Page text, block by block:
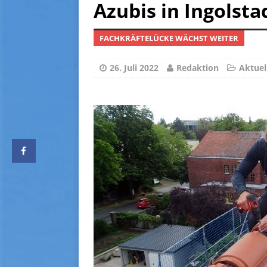
[ 14. Juni 2026 ]
[ 5. Oktober 2025 ]
[ 24. August 2025 ]
[ 2. August 2026 ]
Azubis in
FACHKRÄFTELÜCKE WÄCHST WEITER
26. Juli 2022 Redaktion